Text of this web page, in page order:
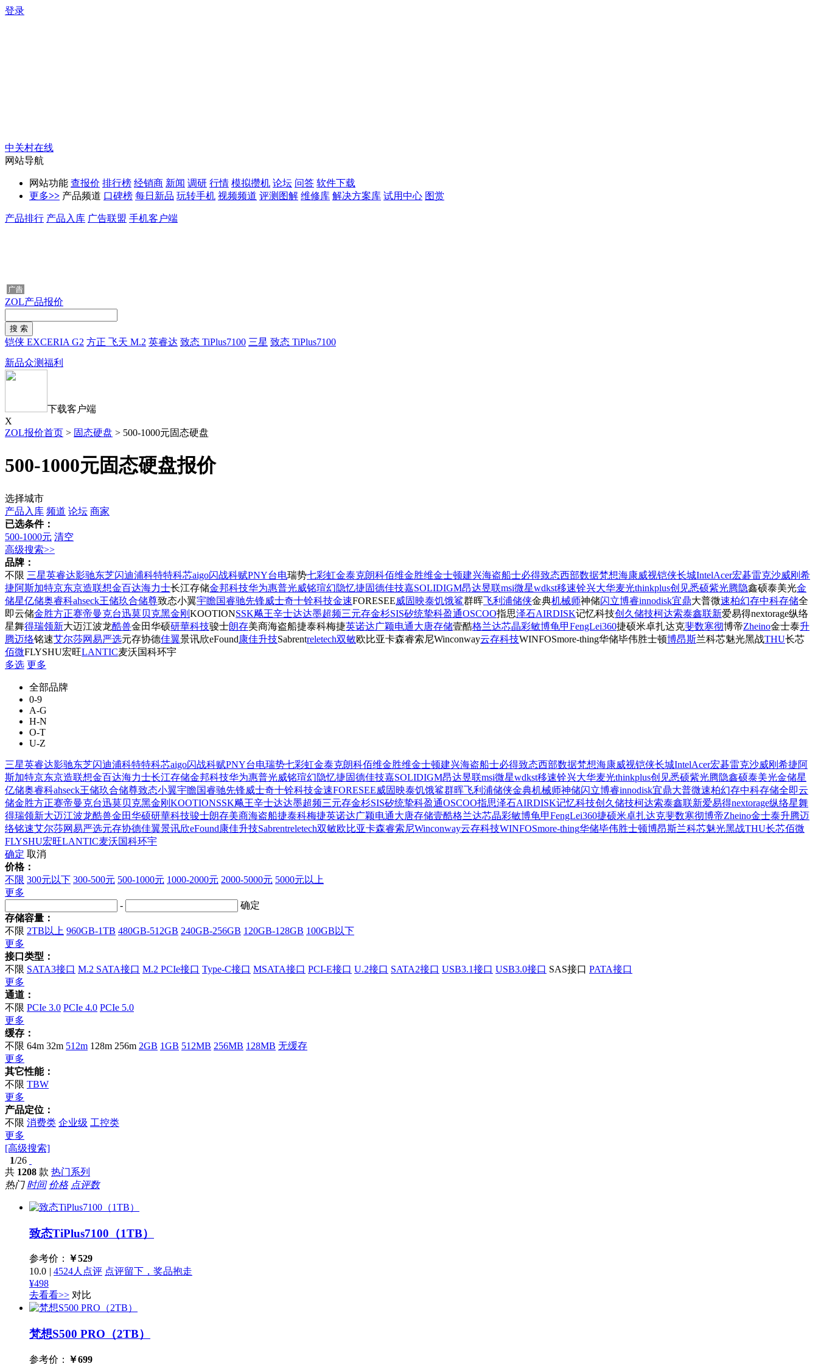
登录
中关村在线
网站导航
网站功能 查报价 排行榜 经销商 新闻 调研 行情 模拟攒机 论坛 问答 软件下载
更多>> 产品频道 口碑榜 每日新品 玩转手机 视频频道 评测图解 维修库 解决方案库 试用中心 图赏
产品排行 产品入库 广告联盟 手机客户端
ZOL产品报价
铠侠 EXCERIA G2 方正 飞天 M.2 英睿达 致态 TiPlus7100 三星 致态 TiPlus7100
新品众测福利
下载客户端
X
ZOL报价首页 > 固态硬盘 > 500-1000元固态硬盘
500-1000元固态硬盘报价
选择城市
产品入库 频道 论坛 商家
已选条件：
500-1000元 清空
高级搜索>>
品牌：
不限 三星英睿达影驰东芝闪迪浦科特特科芯aigo闪战科赋PNY台电瑞势七彩虹金泰克朗科佰维金胜维金士顿建兴海盗船士必得致态西部数据梵想海康威视铠侠长城IntelAcer宏碁雷克沙威刚 希
捷阿斯加特京东京造联想金百达海力士长江存储金邦科技华为惠普光威铭瑄幻隐忆捷固德佳技嘉SOLIDIGM昂达昱联msi微星wdkst移速铨兴大华麦光thinkplus创见悉硕紫光腾隐鑫硕泰美光金
储星亿储奥睿科ahseck王储玖合储尊致态小翼宇瞻国睿驰先锋威士奇十铨科技金速FORESEE威固 映泰饥饿鲨群晖飞利浦储侠金典机械师神储闪立博睿innodisk宜鼎大普微速柏幻存中科存储全
即云储金胜方正赛帝曼克台迅莫贝克黑金刚 KOOTIONSSK飚王辛士达达墨超频三元存金杉SIS矽统挚科盈通OSCOO指思泽石AIRDISK记忆科技创久 储技柯达索泰鑫联新爱易得nextorage纵络
星舞得瑞领新大迈江波龙酷兽金田华硕研華科技骏士朗存美商海盗船捷泰科梅捷英诺达广颖电通大唐存储壹酷格兰达芯晶彩敏博龟甲FengLei360捷硕米卓扎达克斐数寒彻博帝Zheino金士泰升
腾迈络铭速艾尔莎网易严选元存协德佳翼景讯欣eFound康佳升技Sabrentreletech双敏欧比亚卡森睿索尼Winconway云存科技WINFOSmore-thing华储毕伟胜士顿博昂斯兰科芯魅光黑战THU长芯
佰微FLYSHU宏旺LANTIC麦沃国科环宇
多选 更多
全部品牌
0-9
A-G
H-N
O-T
U-Z
三星英睿达影驰东芝闪迪浦科特特科芯aigo闪战科赋PNY台电瑞势七彩虹金泰克朗科佰维金胜维金士顿建兴海盗船士必得致态西部数据梵想海康威视铠侠长城IntelAcer宏碁雷克沙威刚 希捷阿
斯加特京东京造联想金百达海力士长江存储金邦科技华为惠普光威铭瑄幻隐忆捷固德佳技嘉SOLIDIGM昂达昱联msi微星wdkst移速铨兴大华麦光thinkplus创见悉硕紫光腾隐鑫硕泰美光金储星
亿储奥睿科ahseck王储玖合储尊致态小翼宇瞻国睿驰先锋威士奇十铨科技金速FORESEE威固 映泰饥饿鲨群晖飞利浦储侠金典机械师神储闪立博睿innodisk宜鼎大普微速柏幻存中科存储全即云
储金胜方正赛帝曼克台迅莫贝克黑金刚 KOOTIONSSK飚王辛士达达墨超频三元存金杉SIS矽统挚科盈通OSCOO指思泽石AIRDISK记忆科技创久 储技柯达索泰鑫联新爱易得nextorage纵络星舞
得瑞领新大迈江波龙酷兽金田华硕研華科技骏士朗存美商海盗船捷泰科梅捷英诺达广颖电通大唐存储壹酷格兰达芯晶彩敏博龟甲FengLei360捷硕米卓扎达克斐数寒彻博帝Zheino金士泰升腾迈
络铭速艾尔莎网易严选元存协德佳翼景讯欣eFound康佳升技Sabrentreletech双敏欧比亚卡森睿索尼Winconway云存科技WINFOSmore-thing华储毕伟胜士顿博昂斯兰科芯魅光黑战THU长芯佰微
FLYSHU宏旺LANTIC麦沃国科环宇
确定 取消
价格：
不限 300元以下 300-500元 500-1000元 1000-2000元 2000-5000元 5000元以上
更多
-
确定
存储容量：
不限 2TB以上 960GB-1TB 480GB-512GB 240GB-256GB 120GB-128GB 100GB以下
更多
接口类型：
不限 SATA3接口 M.2 SATA接口 M.2 PCIe接口 Type-C接口 MSATA接口 PCI-E接口 U.2接口 SATA2接口 USB3.1接口 USB3.0接口 SAS接口 PATA接口
更多
通道：
不限 PCIe 3.0 PCIe 4.0 PCIe 5.0
更多
缓存：
不限 64m 32m 512m 128m 256m 2GB 1GB 512MB 256MB 128MB 无缓存
更多
其它性能：
不限 TBW
更多
产品定位：
不限 消费类 企业级 工控类
更多
[高级搜索]
1/26
共 1208 款 热门系列
热门 时间 价格 点评数
致态TiPlus7100（1TB）
参考价： ￥529
10.0 | 4524人点评 点评留下，奖品抱走
¥498
去看看>> 对比
梵想S500 PRO（2TB）
参考价： ￥699